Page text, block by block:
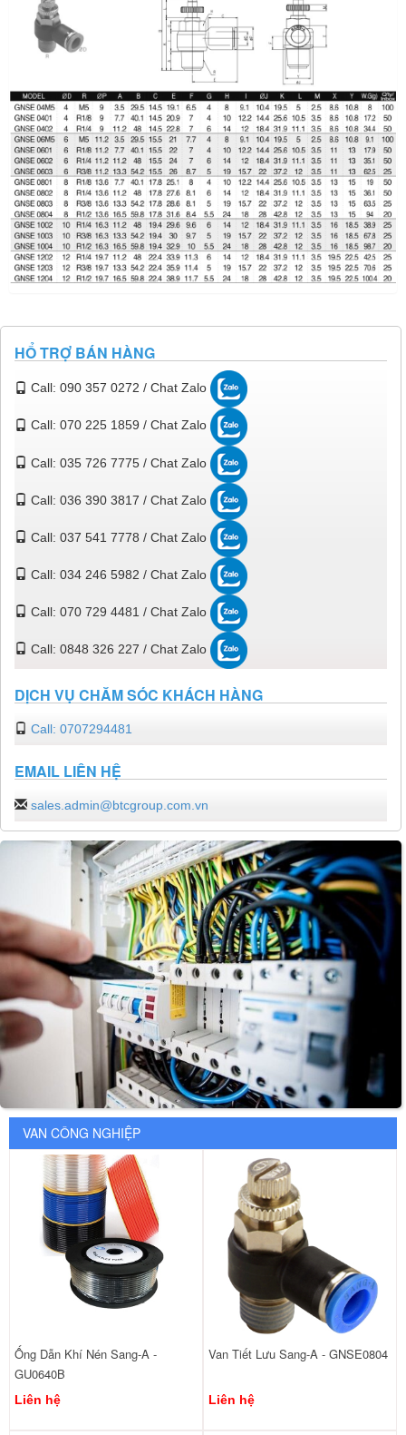
HỔ TRỢ BÁN HÀNG
Call: 090 357 0272 / Chat Zalo
Call: 070 225 1859 / Chat Zalo
Call: 035 726 7775 / Chat Zalo
Call: 036 390 3817 / Chat Zalo
Call: 037 541 7778 / Chat Zalo
Call: 034 246 5982 / Chat Zalo
Call: 070 729 4481 / Chat Zalo
Call: 0848 326 227 / Chat Zalo
DỊCH VỤ CHĂM SÓC KHÁCH HÀNG
Call: 0707294481
EMAIL LIÊN HỆ
sales.admin@btcgroup.com.vn
VAN CÔNG NGHIỆP
Ống Dẫn Khí Nén Sang-A -
GU0640B
Liên hệ
Van Tiết Lưu Sang-A - GNSE0804
Liên hệ